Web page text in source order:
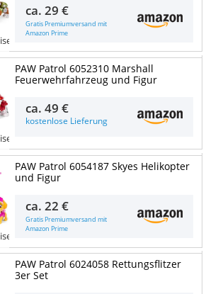
ca.29 €
Gratis Premiumversand mit
Amazon Prime
PAW Patrol 6052310 Marshall
Feuerwehrfahrzeug und Figur
ca.49 €
kostenlose Lieferung
PAW Patrol 6054187 Skyes Helikopter
und Figur
ca.22 €
Gratis Premiumversand mit
Amazon Prime
PAW Patrol 6024058 Rettungsflitzer
3er Set